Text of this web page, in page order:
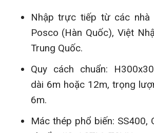
Nhập trực tiếp từ các nhà
Posco (Hàn Quốc), Việt
Trung Quốc.
Quy cách chuẩn:
dài 6m hoặc 12m, trọng
6m.
Mác thép phổ biến: SS400,